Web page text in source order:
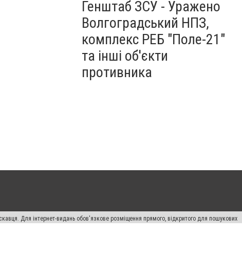
Генштаб ЗСУ - Уражено
Волгоградський НПЗ,
комплекс РЕБ "Поле-21"
та інші об'єкти
противника
Для інтернет-видань обов'язкове розміщення прямого, відкритого для пошукових